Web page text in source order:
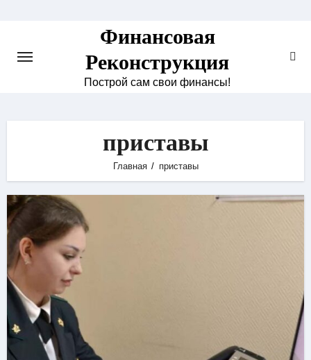
Финансовая
Реконструкция
Построй сам свои финансы!
приставы
Главная приставы